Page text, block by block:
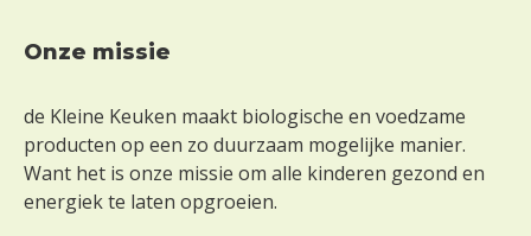
Footer
Onze missie
de Kleine Keuken maakt biologische en voedzame
producten op een zo duurzaam mogelijke manier.
Want het is onze missie om alle kinderen gezond en
energiek te laten opgroeien.